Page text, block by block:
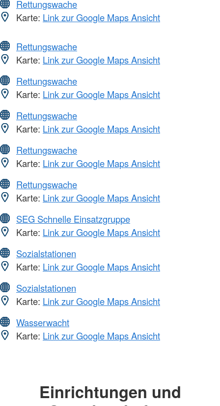
Rettungswache
Karte: Link zur Google Maps Ansicht
Rettungswache
Karte: Link zur Google Maps Ansicht
Rettungswache
Karte: Link zur Google Maps Ansicht
Rettungswache
Karte: Link zur Google Maps Ansicht
Rettungswache
Karte: Link zur Google Maps Ansicht
Rettungswache
Karte: Link zur Google Maps Ansicht
SEG Schnelle Einsatzgruppe
Karte: Link zur Google Maps Ansicht
Sozialstationen
Karte: Link zur Google Maps Ansicht
Sozialstationen
Karte: Link zur Google Maps Ansicht
Wasserwacht
Karte: Link zur Google Maps Ansicht
Einrichtungen und